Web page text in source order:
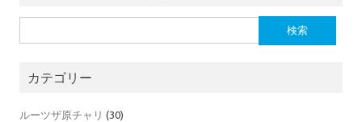
カテゴリー
ルーツザ原チャリ (30)